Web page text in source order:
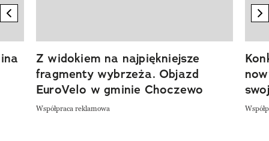
previous element
Z widokiem na najpiękniejsze
fragmenty wybrzeża. Objazd
EuroVelo w gminie Choczewo
Współpraca reklamowa